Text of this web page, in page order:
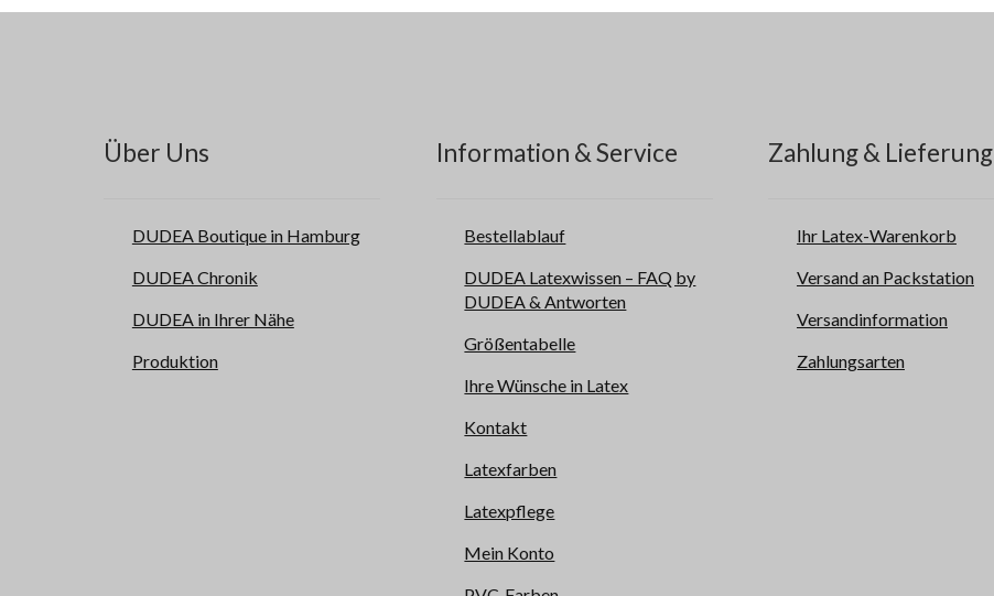
Über Uns
DUDEA Boutique in Hamburg
DUDEA Chronik
DUDEA in Ihrer Nähe
Produktion
Information & Service
Bestellablauf
DUDEA Latexwissen – FAQ by
DUDEA & Antworten
Größentabelle
Ihre Wünsche in Latex
Kontakt
Latexfarben
Latexpflege
Mein Konto
Zahlung & Lieferung
Ihr Latex-Warenkorb
Versand an Packstation
Versandinformation
Zahlungsarten